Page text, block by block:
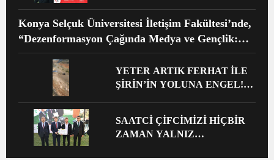
Konya Selçuk Üniversitesi İletişim Fakültesi’nde,
“Dezenformasyon Çağında Medya ve Gençlik:
Tehditler ve Fırsatlar” başlığıyla öğrencilerimizle
bir araya gelerek kapsamlı bir söyleşi ve seminer
gerçekleştirildi.
YETER ARTIK FERHAT İLE
ŞİRİN’İN YOLUNA ENGEL!
GÖREVİNİ YAP!”
SAATCİ ÇİFCİMİZİ HİÇBİR
ZAMAN YALNIZ